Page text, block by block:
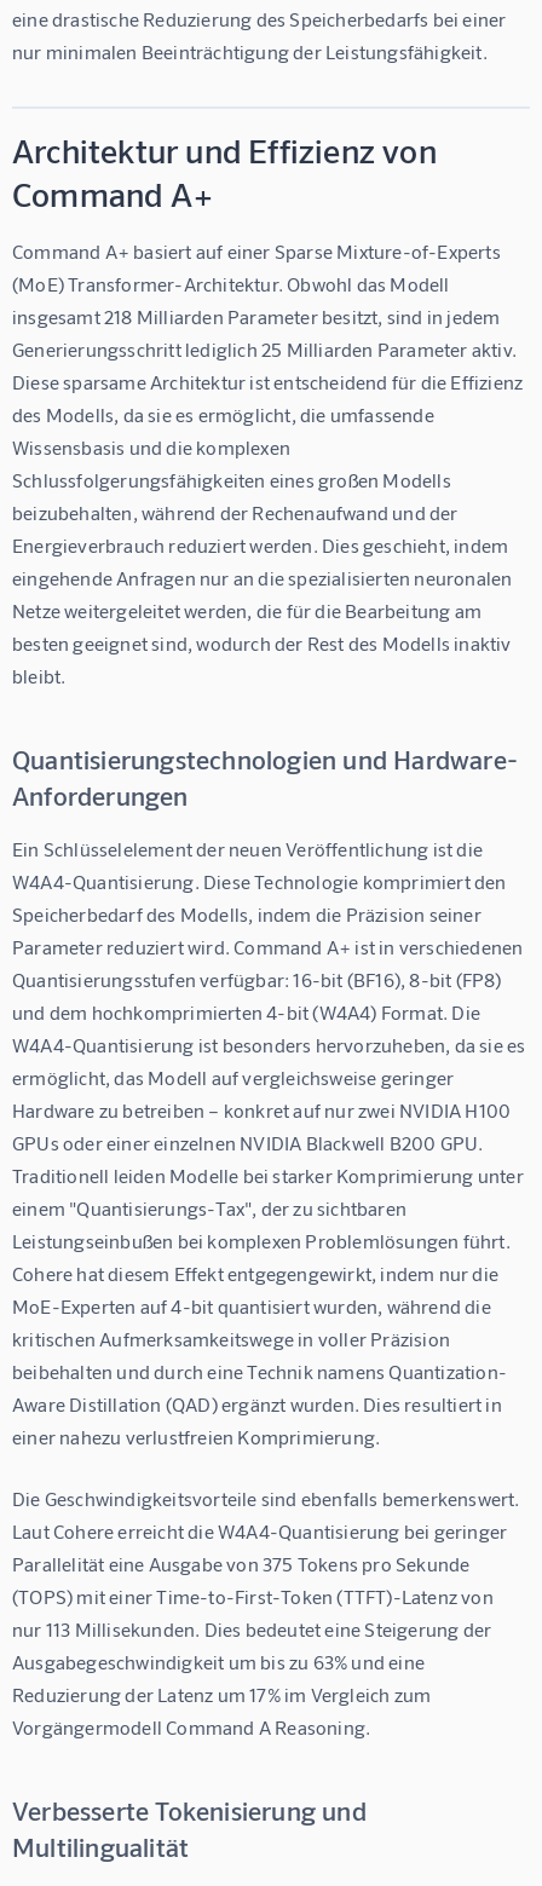
eine drastische Reduzierung des Speicherbedarfs bei einer
nur minimalen Beeinträchtigung der Leistungsfähigkeit.
Architektur und Effizienz von
Command A+
Command A+ basiert auf einer Sparse Mixture-of-Experts
(MoE) Transformer-Architektur. Obwohl das Modell
insgesamt 218 Milliarden Parameter besitzt, sind in jedem
Generierungsschritt lediglich 25 Milliarden Parameter aktiv.
Diese sparsame Architektur ist entscheidend für die Effizienz
des Modells, da sie es ermöglicht, die umfassende
Wissensbasis und die komplexen
Schlussfolgerungsfähigkeiten eines großen Modells
beizubehalten, während der Rechenaufwand und der
Energieverbrauch reduziert werden. Dies geschieht, indem
eingehende Anfragen nur an die spezialisierten neuronalen
Netze weitergeleitet werden, die für die Bearbeitung am
besten geeignet sind, wodurch der Rest des Modells inaktiv
bleibt.
Quantisierungstechnologien und Hardware-
Anforderungen
Ein Schlüsselelement der neuen Veröffentlichung ist die
W4A4-Quantisierung . Diese Technologie komprimiert den
Speicherbedarf des Modells, indem die Präzision seiner
Parameter reduziert wird. Command A+ ist in verschiedenen
Quantisierungsstufen verfügbar: 16-bit (BF16), 8-bit (FP8)
und dem hochkomprimierten 4-bit (W4A4) Format. Die
W4A4-Quantisierung ist besonders hervorzuheben, da sie es
ermöglicht, das Modell auf vergleichsweise geringer
Hardware zu betreiben – konkret auf nur zwei NVIDIA H100
GPUs oder einer einzelnen NVIDIA Blackwell B200 GPU.
Traditionell leiden Modelle bei starker Komprimierung unter
einem "Quantisierungs-Tax", der zu sichtbaren
Leistungseinbußen bei komplexen Problemlösungen führt.
Cohere hat diesem Effekt entgegengewirkt, indem nur die
MoE-Experten auf 4-bit quantisiert wurden, während die
kritischen Aufmerksamkeitswege in voller Präzision
beibehalten und durch eine Technik namens Quantization-
Aware Distillation (QAD) ergänzt wurden. Dies resultiert in
einer nahezu verlustfreien Komprimierung.
Die Geschwindigkeitsvorteile sind ebenfalls bemerkenswert.
Laut Cohere erreicht die W4A4-Quantisierung bei geringer
Parallelität eine Ausgabe von 375 Tokens pro Sekunde
(TOPS) mit einer Time-to-First-Token (TTFT)-Latenz von
nur 113 Millisekunden. Dies bedeutet eine Steigerung der
Ausgabegeschwindigkeit um bis zu 63% und eine
Reduzierung der Latenz um 17% im Vergleich zum
Vorgängermodell Command A Reasoning.
Verbesserte Tokenisierung und
Multilingualität